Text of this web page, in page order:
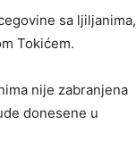
sa ljiljanima,
Tokićem.
nije zabranjena
donesene u